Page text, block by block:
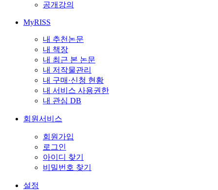
공개강의
MyRISS
내 추천논문
내 책장
내 최근 본 논문
내 저작물관리
내 구매·신청 현황
내 서비스 사용권한
내 관심 DB
회원서비스
회원가입
로그인
아이디 찾기
비밀번호 찾기
설정